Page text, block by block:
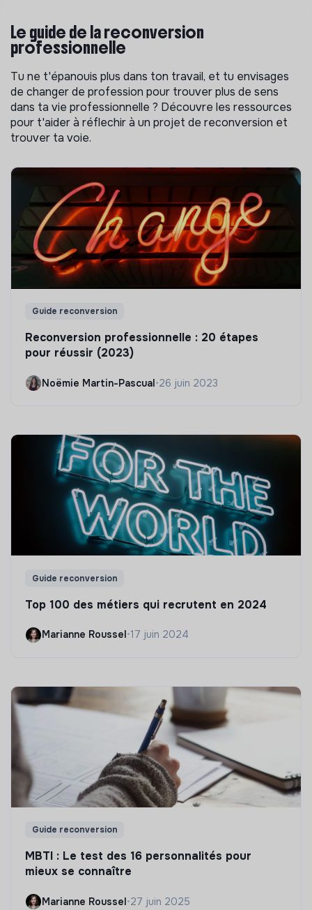
Le guide de la reconversion
professionnelle
Tu ne t'épanouis plus dans ton travail, et tu envisages
de changer de profession pour trouver plus de sens
dans ta vie professionnelle ? Découvre les ressources
pour t'aider à réflechir à un projet de reconversion et
trouver ta voie.
Guide reconversion
Reconversion professionnelle : 20 étapes
pour réussir (2023)
Noëmie Martin-Pascual•26 juin 2023
Guide reconversion
Top 100 des métiers qui recrutent en 2024
Marianne Roussel •17 juin 2024
Guide reconversion
MBTI : Le test des 16 personnalités pour
mieux se connaître
Marianne Roussel•27 juin 2025